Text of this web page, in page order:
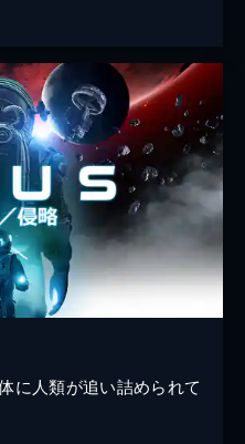
に人類が追い詰められて